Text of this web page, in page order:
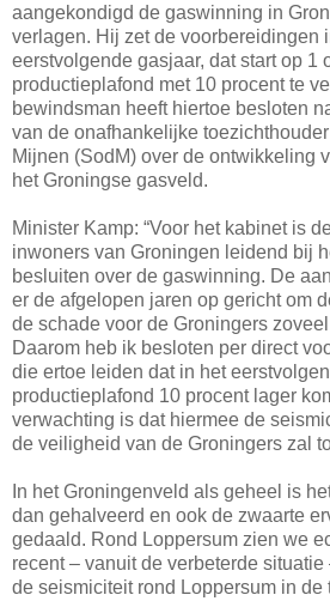
aangekondigd de gaswinning in
verlagen. Hij zet de voorbereidingen
eerstvolgende gasjaar, dat start op 1
productieplafond met 10 procent te
bewindsman heeft hiertoe besloten
van de onafhankelijke
Mijnen (SodM) over de ontwikkeling
het Groningse gasveld.
Minister Kamp: “Voor het kabinet is
inwoners van Groningen leidend bij
besluiten over de gaswinning. De
er de afgelopen jaren op gericht om
de schade voor de Groningers
Daarom heb ik besloten per direct
die ertoe leiden dat in het
productieplafond 10 procent lager
verwachting is dat hiermee de
de veiligheid van de Groningers zal
In het Groningenveld als geheel is
dan gehalveerd en ook de zwaarte
gedaald. Rond Loppersum zien we
recent – vanuit de verbeterde
de seismiciteit rond Loppersum in de